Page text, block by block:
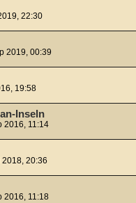
22:30
2019, 00:39
19:58
Inseln
2016, 11:14
2018, 20:36
2016, 11:18